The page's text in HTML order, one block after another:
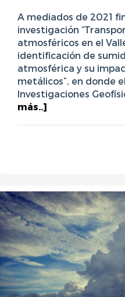
A mediados de 2021
investigación
atmosféricos en el
identificación de
atmosférica y su
metálicos”, en donde
Investigaciones
más..]